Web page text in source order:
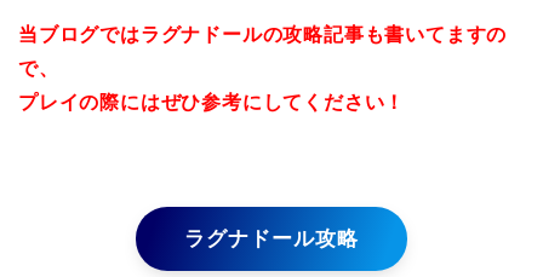
当ブログではラグナドールの攻略記事も書いてますの
で、
プレイの際にはぜひ参考にしてください！
ラグナドール攻略